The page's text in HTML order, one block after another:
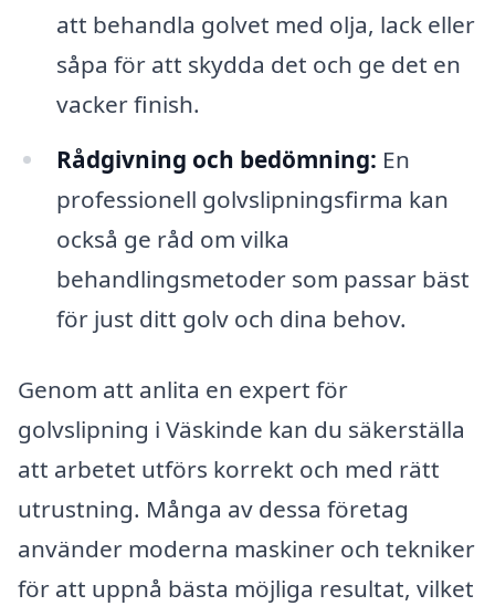
att behandla golvet med olja, lack eller
såpa för att skydda det och ge det en
vacker finish.
Rådgivning och bedömning: En
professionell golvslipningsfirma kan
också ge råd om vilka
behandlingsmetoder som passar bäst
för just ditt golv och dina behov.
Genom att anlita en expert för
golvslipning i Väskinde kan du säkerställa
att arbetet utförs korrekt och med rätt
utrustning. Många av dessa företag
använder moderna maskiner och tekniker
för att uppnå bästa möjliga resultat, vilket